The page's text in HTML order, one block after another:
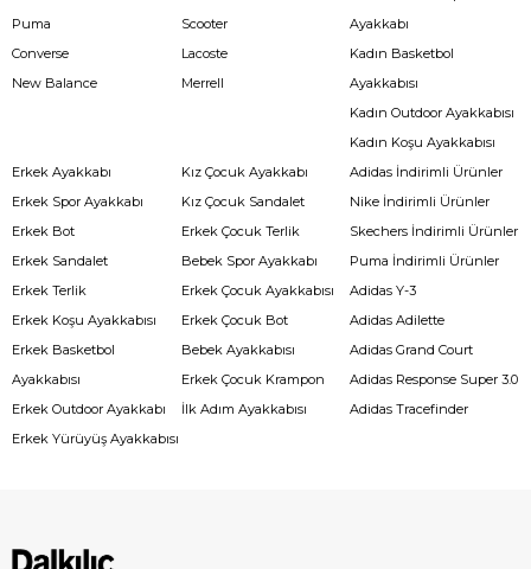
Puma
Converse
New Balance
Scooter
Lacoste
Merrell
Ayakkabı
Kadın Basketbol
Ayakkabısı
Kadın Outdoor Ayakkabısı
Kadın Koşu Ayakkabısı
Erkek Ayakkabı
Erkek Spor Ayakkabı
Erkek Bot
Erkek Sandalet
Erkek Terlik
Erkek Koşu Ayakkabısı
Erkek Basketbol
Ayakkabısı
Erkek Outdoor Ayakkabı
Erkek Yürüyüş Ayakkabısı
Kız Çocuk Ayakkabı
Kız Çocuk Sandalet
Erkek Çocuk Terlik
Bebek Spor Ayakkabı
Erkek Çocuk Ayakkabısı
Erkek Çocuk Bot
Bebek Ayakkabısı
Erkek Çocuk Krampon
İlk Adım Ayakkabısı
Adidas İndirimli Ürünler
Nike İndirimli Ürünler
Skechers İndirimli Ürünler
Puma İndirimli Ürünler
Adidas Y-3
Adidas Adilette
Adidas Grand Court
Adidas Response Super 3.0
Adidas Tracefinder